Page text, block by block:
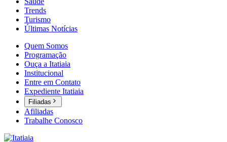
Trends
Turismo
Últimas Notícias
Quem Somos
Programação
Ouça a Itatiaia
Institucional
Entre em Contato
Expediente Itatiaia
Filiadas
Afiliadas
Trabalhe Conosco